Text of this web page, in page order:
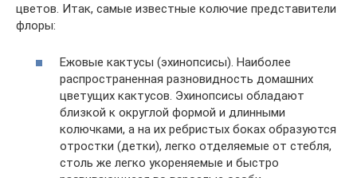
цветов. Итак, самые известные колючие представители
флоры:
Ежовые кактусы (эхинопсисы). Наиболее
распространенная разновидность домашних
цветущих кактусов. Эхинопсисы обладают
близкой к округлой формой и длинными
колючками, а на их ребристых боках образуются
отростки (детки), легко отделяемые от стебля,
столь же легко укореняемые и быстро